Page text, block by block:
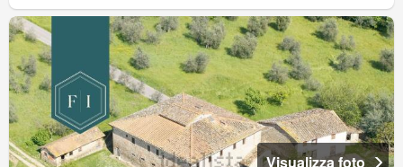
Visualizza foto